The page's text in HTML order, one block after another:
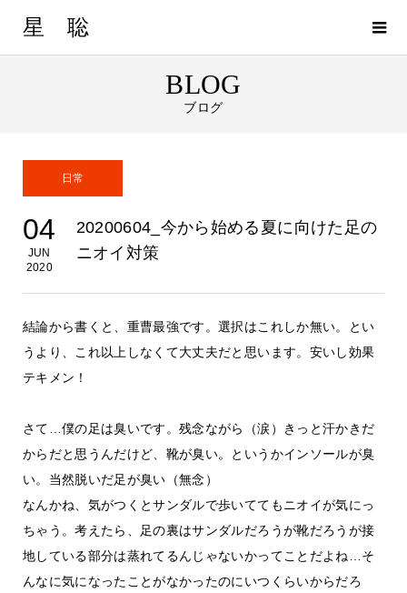
星 聡
BLOG
ブログ
日常
04
JUN
2020
20200604_今から始める夏に向けた足の
ニオイ対策
結論から書くと、重曹最強です。選択はこれしか無い。とい
うより、これ以上しなくて大丈夫だと思います。安いし効果
テキメン！
さて…僕の足は臭いです。残念ながら（涙）きっと汗かきだ
からだと思うんだけど、靴が臭い。というかインソールが臭
い。当然脱いだ足が臭い（無念）
なんかね、気がつくとサンダルで歩いててもニオイが気にっ
ちゃう。考えたら、足の裏はサンダルだろうが靴だろうが接
地している部分は蒸れてるんじゃないかってことだよね…そ
んなに気になったことがなかったのにいつくらいからだろ